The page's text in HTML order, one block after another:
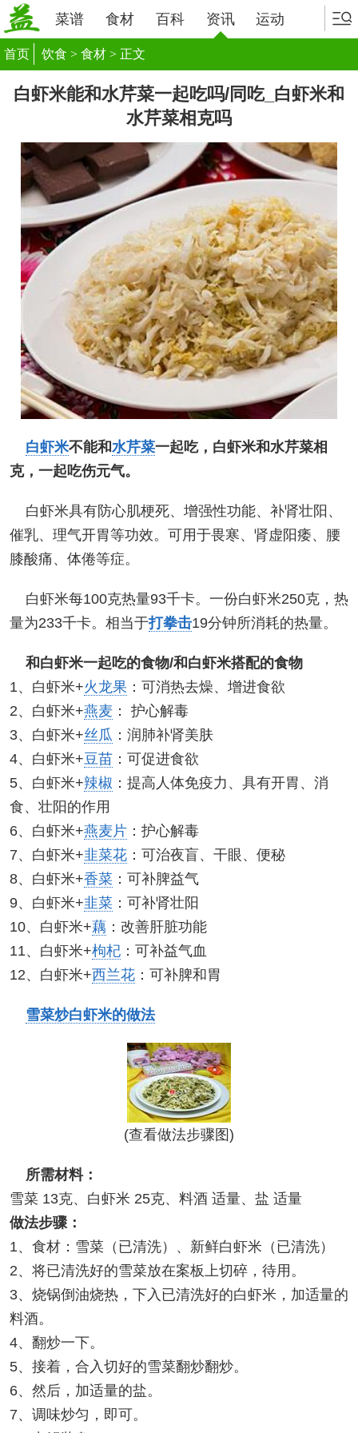
菜谱 食材 百科 资讯 运动
首页 饮食 > 食材 > 正文
白虾米能和水芹菜一起吃吗/同吃_白虾米和
水芹菜相克吗
白虾米不能和水芹菜一起吃，白虾米和水芹菜相
克，一起吃伤元气。
白虾米具有防心肌梗死、增强性功能、补肾壮阳、
催乳、理气开胃等功效。可用于畏寒、肾虚阳痿、腰
膝酸痛、体倦等症。
白虾米每100克热量93千卡。一份白虾米250克，热
量为233千卡。相当于打拳击19分钟所消耗的热量。
和白虾米一起吃的食物/和白虾米搭配的食物
1、白虾米+火龙果 ：可消热去燥、增进食欲
2、白虾米+燕麦 ： 护心解毒
3、白虾米+丝瓜 ：润肺补肾美肤
4、白虾米+豆苗 ：可促进食欲
5、白虾米+辣椒 ：提高人体免疫力、具有开胃、消
食、壮阳的作用
6、白虾米+燕麦片 ：护心解毒
7、白虾米+韭菜花 ：可治夜盲、干眼、便秘
8、白虾米+香菜 ：可补脾益气
9、白虾米+韭菜 ：可补肾壮阳
10、白虾米+藕 ：改善肝脏功能
11、白虾米+枸杞 ：可补益气血
12、白虾米+西兰花 ：可补脾和胃
雪菜炒白虾米的做法
(查看做法步骤图)
所需材料：
雪菜 13克、白虾米 25克、料酒 适量、盐 适量
做法步骤：
1、食材：雪菜（已清洗）、新鲜白虾米（已清洗）
2、将已清洗好的雪菜放在案板上切碎，待用。
3、烧锅倒油烧热，下入已清洗好的白虾米，加适量的
料酒。
4、翻炒一下。
5、接着，合入切好的雪菜翻炒翻炒。
6、然后，加适量的盐。
7、调味炒匀，即可。